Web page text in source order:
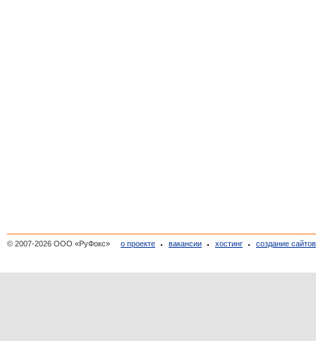
© 2007-2026 ООО «РуФокс» о проекте вакансии хостинг создание сайтов